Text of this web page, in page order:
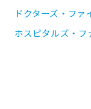
ドクターズ・ファ
ホスピタルズ・フ